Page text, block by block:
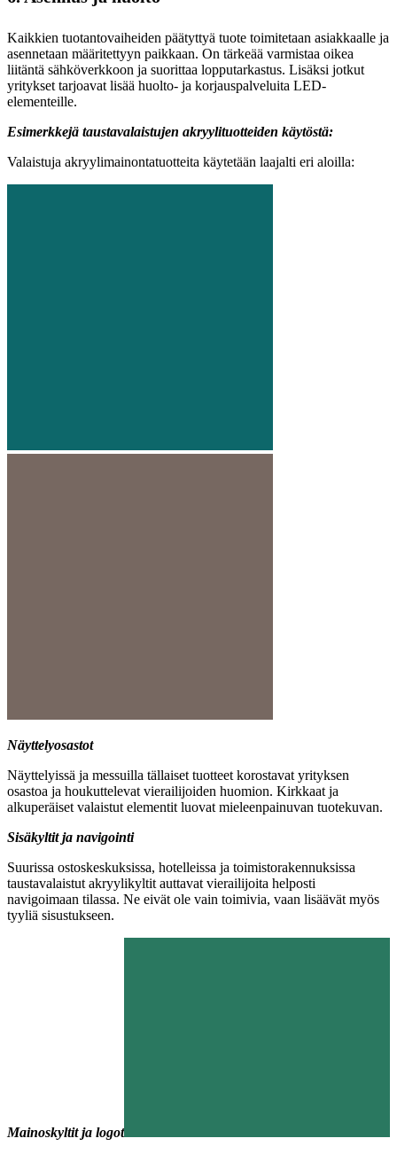
Kaikkien tuotantovaiheiden päätyttyä tuote toimitetaan asiakkaalle ja
asennetaan määritettyyn paikkaan. On tärkeää varmistaa oikea
liitäntä sähköverkkoon ja suorittaa lopputarkastus. Lisäksi jotkut
yritykset tarjoavat lisää huolto- ja korjauspalveluita LED-
elementeille.
Esimerkkejä taustavalaistujen akryylituotteiden käytöstä:
Valaistuja akryylimainontatuotteita käytetään laajalti eri aloilla:
Näyttelyosastot
Näyttelyissä ja messuilla tällaiset tuotteet korostavat yrityksen
osastoa ja houkuttelevat vierailijoiden huomion. Kirkkaat ja
alkuperäiset valaistut elementit luovat mieleenpainuvan tuotekuvan.
Sisäkyltit ja navigointi
Suurissa ostoskeskuksissa, hotelleissa ja toimistorakennuksissa
taustavalaistut akryylikyltit auttavat vierailijoita helposti
navigoimaan tilassa. Ne eivät ole vain toimivia, vaan lisäävät myös
tyyliä sisustukseen.
Mainoskyltit ja logot